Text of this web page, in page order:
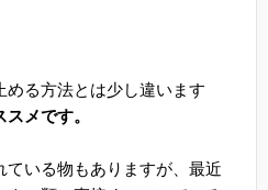
める方法とは少し違います
メです。
ている物もありますが、最近